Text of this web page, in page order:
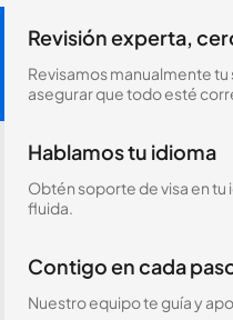
Revisión experta,
Revisamos manualmente
asegurar que todo esté
Hablamos tu idioma
Obtén soporte de visa en tu
fluida.
Contigo en cada
Nuestro equipo te guía y